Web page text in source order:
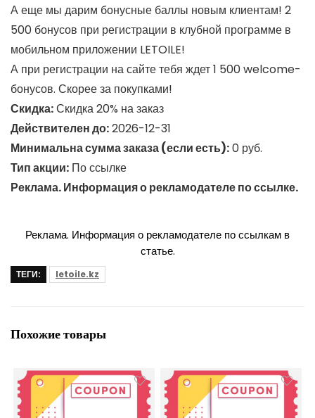
А еще мы дарим бонусные баллы новым клиентам! 2
500 бонусов при регистрации в клубной программе в
мобильном приложении LETOILE!
А при регистрации на сайте тебя ждет 1 500 welcome-
бонусов. Скорее за покупками!
Скидка:Скидка 20% на заказ
Действителен до:2026-12-31
Минимальна сумма заказа (если есть):0 руб.
Тип акции: По ссылке
Реклама. Информация о рекламодателе по ссылке.
Реклама. Информация о рекламодателе по ссылкам в
статье.
ТЕГИ: letoile.kz
Похожие товары